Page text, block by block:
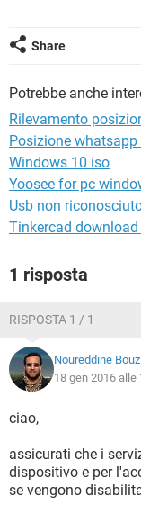
Share
Potrebbe anche
Rilevamento
Posizione
Windows 10 iso
Yoosee for pc
Usb non
Tinkercad
1 risposta
RISPOSTA 1 / 1
Noureddine
18 gen 2016 alle
ciao,
assicurati che i
dispositivo e per
se vengono